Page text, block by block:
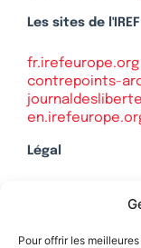
Pour offrir les
Les sites de l'IREF
fr.irefeurope.org
contrepoints-
Légal
Politique de